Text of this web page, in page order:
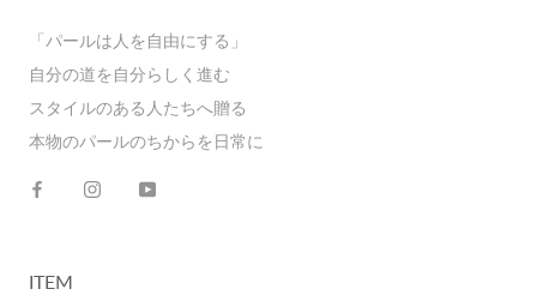
「パールは人を自由にする」
自分の道を自分らしく進む
スタイルのある人たちへ贈る
本物のパールのちからを日常に
ITEM